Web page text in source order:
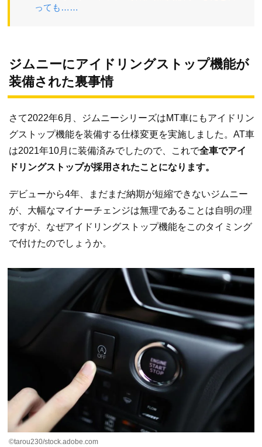
っても……
ジムニーにアイドリングストップ機能が
装備された裏事情
さて2022年6月、ジムニーシリーズはMT車にもアイドリン
グストップ機能を装備する仕様変更を実施しました。AT車
は2021年10月に装備済みでしたので、これで全車でアイ
ドリングストップが採用されたことになります。
デビューから4年、まだまだ納期が短縮できないジムニー
が、大幅なマイナーチェンジは無理であることは自明の理
ですが、なぜアイドリングストップ機能をこのタイミング
で付けたのでしょうか。
©tarou230/stock.adobe.com